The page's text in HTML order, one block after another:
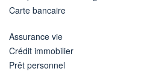
Carte bancaire
Assurance vie
Crédit immobilier
Prêt personnel